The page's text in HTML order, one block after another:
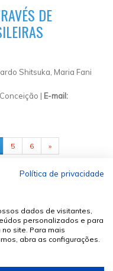
DE
Shitsuka, Maria Fani
| E-mail:
5 6 »
Política de privacidade
dados de visitantes,
personalizados e para
site. Para mais
abra as configurações.